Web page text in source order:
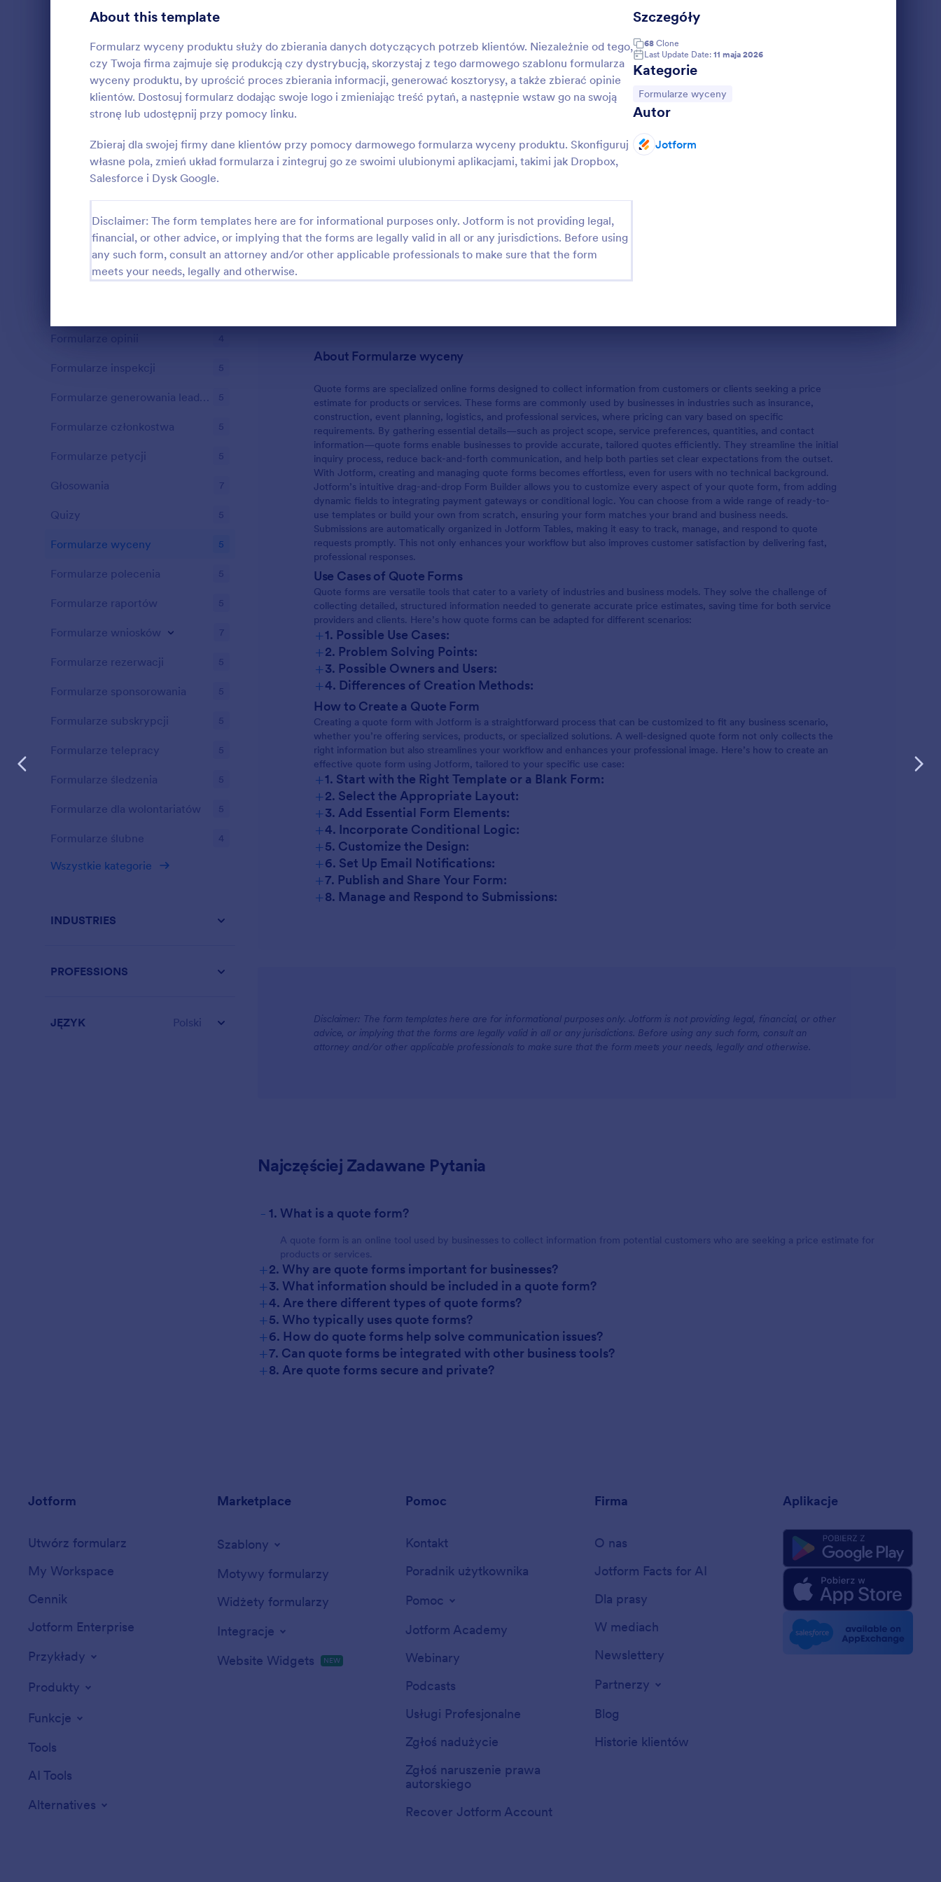
About this template
Formularz wyceny produktu służy do zbierania danych dotyczących potrzeb klientów. Niezależnie od tego,
czy Twoja firma zajmuje się produkcją czy dystrybucją, skorzystaj z tego darmowego szablonu formularza
wyceny produktu, by uprościć proces zbierania informacji, generować kosztorysy, a także zbierać opinie
klientów. Dostosuj formularz dodając swoje logo i zmieniając treść pytań, a następnie wstaw go na swoją
stronę lub udostępnij przy pomocy linku.
Zbieraj dla swojej firmy dane klientów przy pomocy darmowego formularza wyceny produktu. Skonfiguruj
własne pola, zmień układ formularza i zintegruj go ze swoimi ulubionymi aplikacjami, takimi jak Dropbox,
Salesforce i Dysk Google.
Disclaimer: The form templates here are for informational purposes only. Jotform is not providing legal,
financial, or other advice, or implying that the forms are legally valid in all or any jurisdictions. Before using
any such form, consult an attorney and/or other applicable professionals to make sure that the form
meets your needs, legally and otherwise.
Szczegóły
68 Clone
Last Update Date: 11 maja 2026
Kategorie
Go to Category:
Formularze wyceny
Autor
Jotform
Dialog end
Formularz propozycji oferty jest używany
przez organizacje i firmy, np. branży
zgody na wykonanie projektu. Ten
formularz będzie Ci pomocny, jeśli chcesz
stworzyć propozycję oferty dla swojego
projektu. Ten formularz propozycji oferty
zbiera informacje takie jak data
rozpoczęcia, data zakończenia, opis
Go to Category:
Formularze wyceny
Użyj szablonu
: Wniosek O Wycenę
Sprzedajesz produkty, których cena nie
może zostać odgórnie określona? Wstaw na
pozwolić użytkownikom spytać o
szczegóły dotyczące kosztu zamawianych
przedmiotów.
Go to Category:
Formularze wyceny
Użyj szablonu
About Formularze wyceny
Quote forms are specialized online forms designed to collect information from customers or clients seeking a price
estimate for products or services. These forms are commonly used by businesses in industries such as insurance,
construction, event planning, logistics, and professional services, where pricing can vary based on specific
requirements. By gathering essential details—such as project scope, service preferences, quantities, and contact
information—quote forms enable businesses to provide accurate, tailored quotes efficiently. They streamline the initial
inquiry process, reduce back-and-forth communication, and help both parties set clear expectations from the outset.
With Jotform, creating and managing quote forms becomes effortless, even for users with no technical background.
Jotform’s intuitive drag-and-drop Form Builder allows you to customize every aspect of your quote form, from adding
dynamic fields to integrating payment gateways or conditional logic. You can choose from a wide range of ready-to-
use templates or build your own from scratch, ensuring your form matches your brand and business needs.
Submissions are automatically organized in Jotform Tables, making it easy to track, manage, and respond to quote
requests promptly. This not only enhances your workflow but also improves customer satisfaction by delivering fast,
professional responses.
Use Cases of Quote Forms
Quote forms are versatile tools that cater to a variety of industries and business models. They solve the challenge of
collecting detailed, structured information needed to generate accurate price estimates, saving time for both service
providers and clients. Here’s how quote forms can be adapted for different scenarios:
+1. Possible Use Cases:
+2. Problem Solving Points:
+3. Possible Owners and Users:
+4. Differences of Creation Methods:
How to Create a Quote Form
Creating a quote form with Jotform is a straightforward process that can be customized to fit any business scenario,
whether you’re offering services, products, or specialized solutions. A well-designed quote form not only collects the
right information but also streamlines your workflow and enhances your professional image. Here’s how to create an
effective quote form using Jotform, tailored to your specific use case:
+1. Start with the Right Template or a Blank Form:
+2. Select the Appropriate Layout:
+3. Add Essential Form Elements:
+4. Incorporate Conditional Logic:
+5. Customize the Design:
+6. Set Up Email Notifications:
+7. Publish and Share Your Form:
+8. Manage and Respond to Submissions:
Disclaimer: The form templates here are for informational purposes only. Jotform is not providing legal, financial, or other
advice, or implying that the forms are legally valid in all or any jurisdictions. Before using any such form, consult an
attorney and/or other applicable professionals to make sure that the form meets your needs, legally and otherwise.
Najczęściej Zadawane Pytania
- 1. What is a quote form?
A quote form is an online tool used by businesses to collect information from potential customers who are seeking a price estimate for
products or services.
+2. Why are quote forms important for businesses?
+3. What information should be included in a quote form?
+4. Are there different types of quote forms?
+5. Who typically uses quote forms?
+6. How do quote forms help solve communication issues?
+7. Can quote forms be integrated with other business tools?
+8. Are quote forms secure and private?
Formularze rejestracyjne 3
Głosowania 3
Formularze abstraktów
5
Formularze kalkulacyjne 5
Formularze dotacji 5
Formularze zatrudnienia 6
Rekrutacja 5
Formularze opinii
Formularze inspekcji 5
Formularze generowania leadów 5
Formularze członkostwa 5
Formularze petycji 5
Głosowania 7
Quizy 5
Formularze wyceny 5
Formularze polecenia 5
Formularze raportów 5
Formularze wniosków 7
Formularze rezerwacji 5
Formularze sponsorowania 5
Formularze subskrypcji 5
Formularze telepracy 5
Formularze śledzenia 5
Formularze dla wolontariatów 5
Formularze ślubne 4
Wszystkie kategorie
INDUSTRIES
PROFESSIONS
JĘZYK Polski
Jotform
Utwórz formularz
My Workspace
Cennik
Jotform Enterprise
Przykłady
Produkty
Funkcje
Tools
AI Tools
Alternatives
Marketplace
Szablony
Motywy formularzy
Widżety formularzy
Integracje
Website Widgets
NEW
Pomoc
Kontakt
Poradnik użytkownika
Pomoc
Jotform Academy
Webinary
Podcasts
Usługi Profesjonalne
Zgłoś nadużycie
Zgłoś naruszenie prawa
autorskiego
Recover Jotform Account
Firma
O nas
Jotform Facts for AI
Dla prasy
W mediach
Newslettery
Partnerzy
Blog
Historie klientów
Aplikacje